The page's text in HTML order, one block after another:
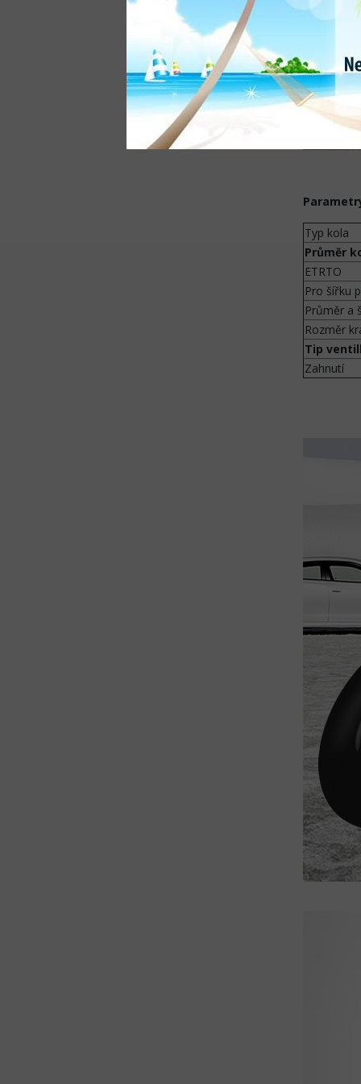
Typ kola
Průměr
ETRTO
Pro šířku
Průměr a
Rozměr
Tip
Zahnutí